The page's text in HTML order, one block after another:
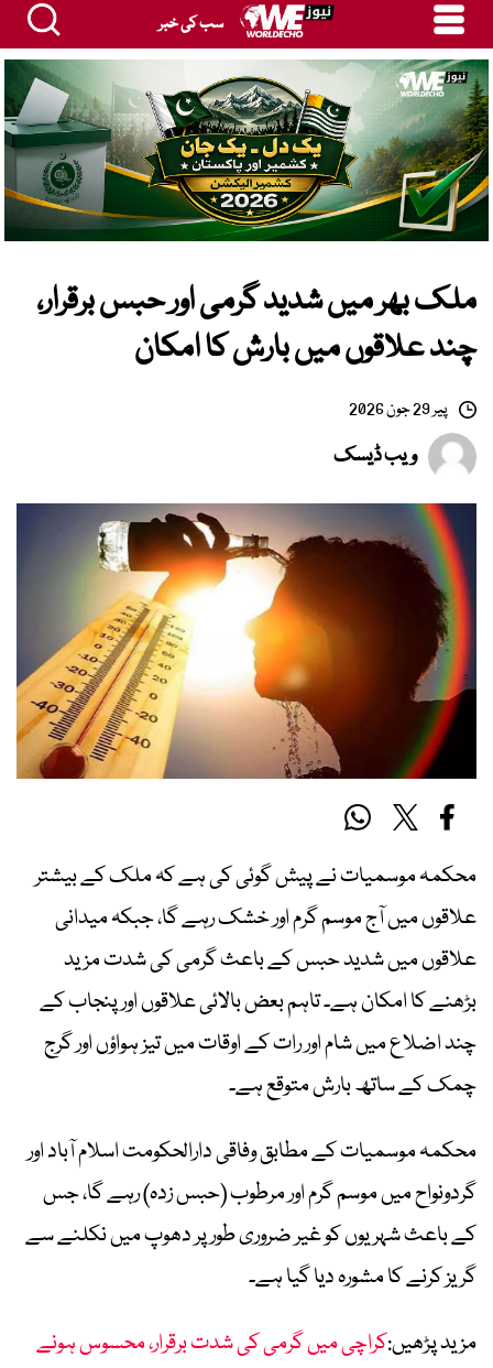
سب کی خبر
ملک بھر میں شدید گرمی اور حبس برقرار،
چند علاقوں میں بارش کا امکان
پیر 29 جون 2026
ویب ڈیسک
محکمہ موسمیات نے پیش گوئی کی ہے کہ ملک کے بیشتر
علاقوں میں آج موسم گرم اور خشک رہے گا، جبکہ میدانی
علاقوں میں شدید حبس کے باعث گرمی کی شدت مزید
بڑھنے کا امکان ہے۔ تاہم بعض بالائی علاقوں اور پنجاب کے
چند اضلاع میں شام اور رات کے اوقات میں تیز ہواؤں اور گرج
چمک کے ساتھ بارش متوقع ہے۔
محکمہ موسمیات کے مطابق وفاقی دارالحکومت اسلام آباد اور
گردونواح میں موسم گرم اور مرطوب (حبس زدہ) رہے گا، جس
کے باعث شہریوں کو غیر ضروری طور پر دھوپ میں نکلنے سے
گریز کرنے کا مشورہ دیا گیا ہے۔
مزید پڑھیں:کراچی میں گرمی کی شدت برقرار، محسوس ہونے